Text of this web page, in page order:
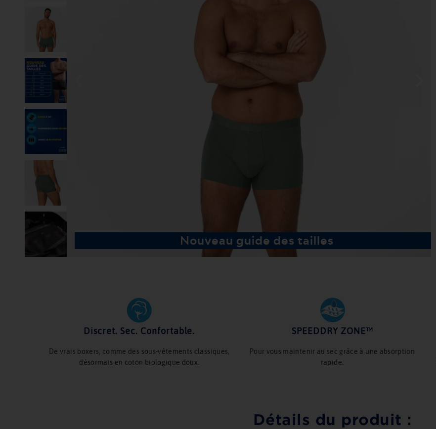
Nouveau guide des tailles
Discret. Sec. Confortable.
De vrais boxers, comme des sous-vêtements classiques,
désormais en coton biologique doux.
SPEEDDRY ZONE™​
Pour vous maintenir au sec grâce à une absorption
rapide.
Détails du produit :